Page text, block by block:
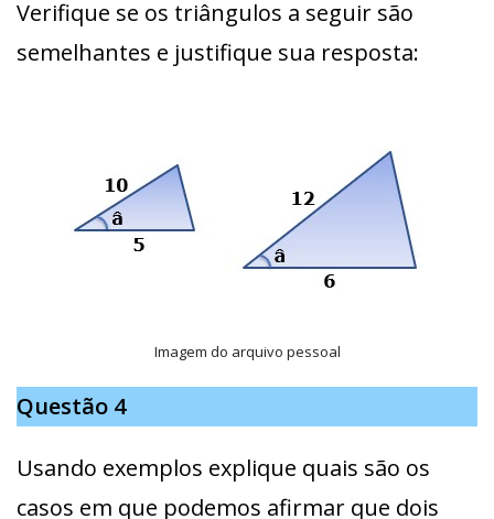
Verifique se os triângulos a seguir são
semelhantes e justifique sua resposta:
Imagem do arquivo pessoal
Questão 4
Usando exemplos explique quais são os
casos em que podemos afirmar que dois